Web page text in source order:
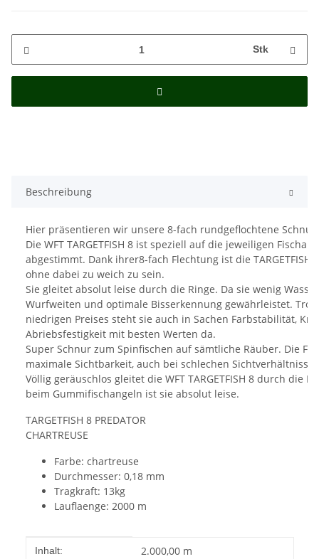
Stk
Beschreibung
Hier präsentieren wir unsere 8-fach rundgeflochtene Schnur.
Die WFT TARGETFISH 8 ist speziell auf die jeweiligen
abgestimmt. Dank ihrer8-fach Flechtung ist die
ohne dabei zu weich zu sein.
Sie gleitet absolut leise durch die Ringe. Da sie wenig
Wurfweiten und optimale Bisserkennung gewährleistet.
niedrigen Preises steht sie auch in Sachen Farbstabilität,
Abriebsfestigkeit mit besten Werten da.
Super Schnur zum Spinfischen auf sämtliche Räuber. Die
maximale Sichtbarkeit, auch bei schlechen
Völlig geräuschlos gleitet die WFT TARGETFISH 8 durch die
beim Gummifischangeln ist sie absolut leise.
TARGETFISH 8 PREDATOR
CHARTREUSE
Farbe: chartreuse
Durchmesser: 0,18 mm
Tragkraft: 13kg
Lauflaenge: 2000 m
Produkteigenschaft
Wert
Inhalt: 2.000,00 m